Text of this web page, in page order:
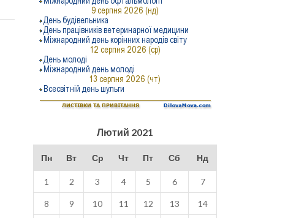
Лютий 2021
Пн Вт Ср Чт Пт Сб Нд
1 2 3 4 5 6 7
8 9 10 11 12 13 14